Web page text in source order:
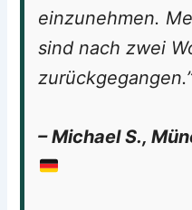
einzunehmen.
sind nach zwei
– Michael S.,